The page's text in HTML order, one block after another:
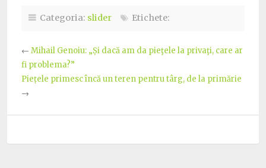
Categoria: slider Etichete:
← Mihail Genoiu: „Și dacă am da pieţele la privaţi, care ar
fi problema?”
Piețele primesc încă un teren pentru târg, de la primărie
→